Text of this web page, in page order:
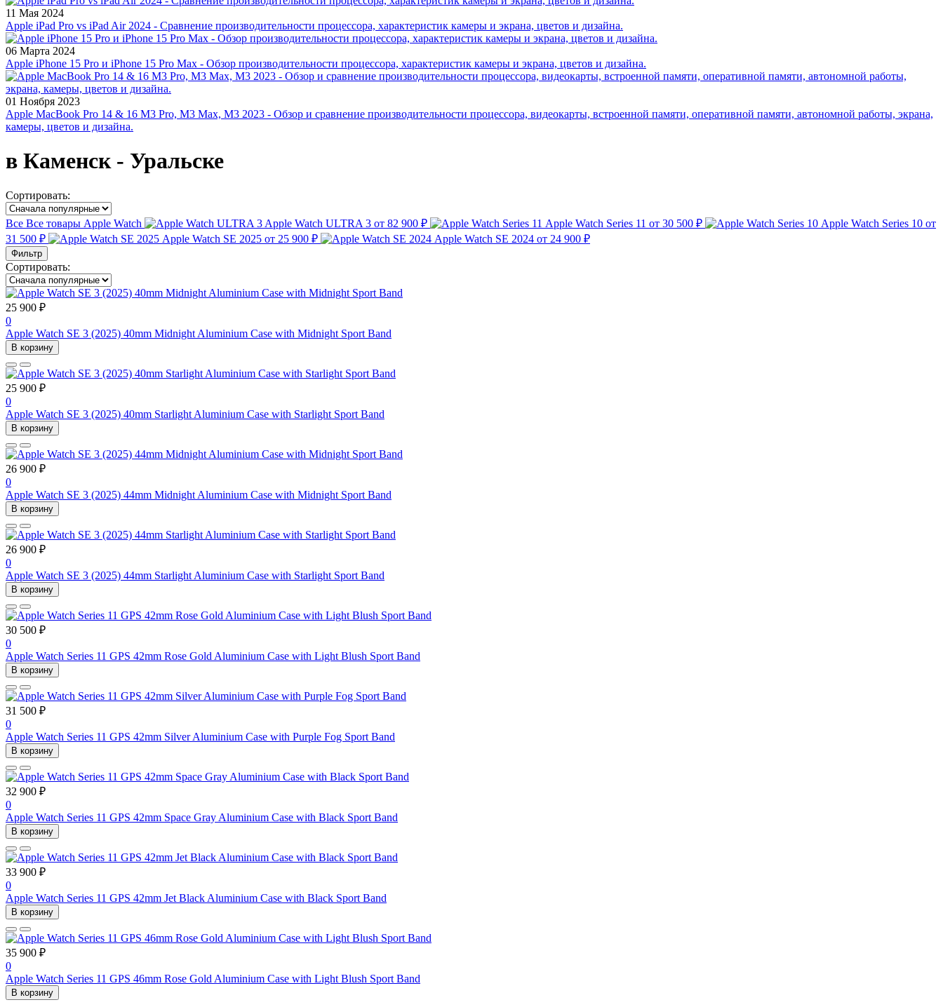
11 Мая 2024
Apple iPad Pro vs iPad Air 2024 - Сравнение производительности процессора, характеристик камеры и экрана, цветов и дизайна.
06 Марта 2024
Apple iPhone 15 Pro и iPhone 15 Pro Max - Обзор производительности процессора, характеристик камеры и экрана, цветов и дизайна.
01 Ноября 2023
Apple MacBook Pro 14 & 16 M3 Pro, M3 Max, M3 2023 - Обзор и сравнение производительности процессора, видеокарты, встроенной памяти, оперативной памяти, автономной работы, экрана,
камеры, цветов и дизайна.
в Каменск - Уральске
Сортировать:
Все Все товары Apple Watch Apple Watch ULTRA 3 от 82 900 ₽ Apple Watch Series 11 от 30 500 ₽ Apple Watch Series 10 от
31 500 ₽
Apple Watch SE 2025 от 25 900 ₽ Apple Watch SE 2024 от 24 900 ₽
Фильтр
Сортировать:
25 900 ₽
0
Apple Watch SE 3 (2025) 40mm Midnight Aluminium Case with Midnight Sport Band
В корзину
25 900 ₽
0
Apple Watch SE 3 (2025) 40mm Starlight Aluminium Case with Starlight Sport Band
В корзину
26 900 ₽
0
Apple Watch SE 3 (2025) 44mm Midnight Aluminium Case with Midnight Sport Band
В корзину
26 900 ₽
0
Apple Watch SE 3 (2025) 44mm Starlight Aluminium Case with Starlight Sport Band
В корзину
30 500 ₽
0
Apple Watch Series 11 GPS 42mm Rose Gold Aluminium Case with Light Blush Sport Band
В корзину
31 500 ₽
0
Apple Watch Series 11 GPS 42mm Silver Aluminium Case with Purple Fog Sport Band
В корзину
32 900 ₽
0
Apple Watch Series 11 GPS 42mm Space Gray Aluminium Case with Black Sport Band
В корзину
33 900 ₽
0
Apple Watch Series 11 GPS 42mm Jet Black Aluminium Case with Black Sport Band
В корзину
35 900 ₽
0
Apple Watch Series 11 GPS 46mm Rose Gold Aluminium Case with Light Blush Sport Band
В корзину